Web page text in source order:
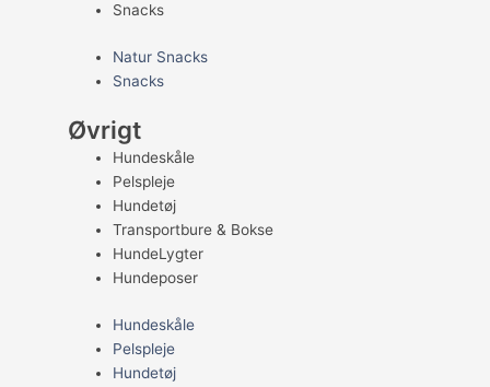
Snacks
Natur Snacks
Snacks
Øvrigt
Hundeskåle
Pelspleje
Hundetøj
Transportbure & Bokse
HundeLygter
Hundeposer
Hundeskåle
Pelspleje
Hundetøj